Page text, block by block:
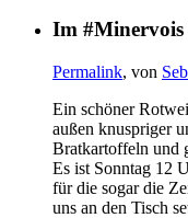
Im
Permalink, von
Ein schöner
außen knuspriger
Bratkartoffeln und
Es ist Sonntag 12
für die sogar die
uns an den Tisch